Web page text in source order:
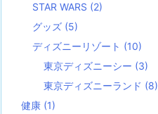
STAR WARS (2)
グッズ (5)
ディズニーリゾート (10)
東京ディズニーシー (3)
東京ディズニーランド (8)
健康 (1)